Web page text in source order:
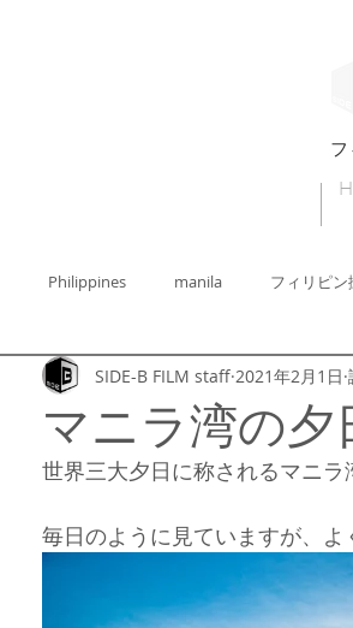
フ
Philippines manila フィリピン
ピン撮影許可 フィリピンセブ フィ
ピンフォトグラファー Cebu フィ
フ
マニラ湾の夕
SIDE-B FILM staff 2021年2月1日
世界三大夕日に称されるマニラ
毎日のように見ていますが、